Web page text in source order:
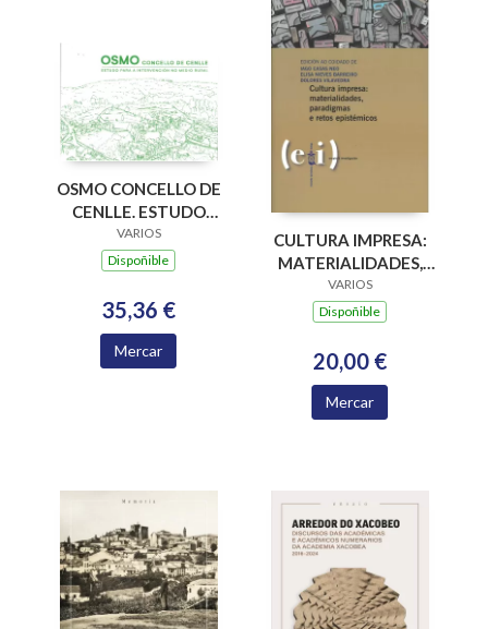
OSMO CONCELLO DE
CENLLE. ESTUDO
PARA A
INTERVENCION NO
VARIOS
Dispoñible
35,36 €
Mercar
CULTURA IMPRESA:
MATERIALIDADES,
PARADIGMAS E
RETOS EPISTÉMICOS
VARIOS
Dispoñible
20,00 €
Mercar